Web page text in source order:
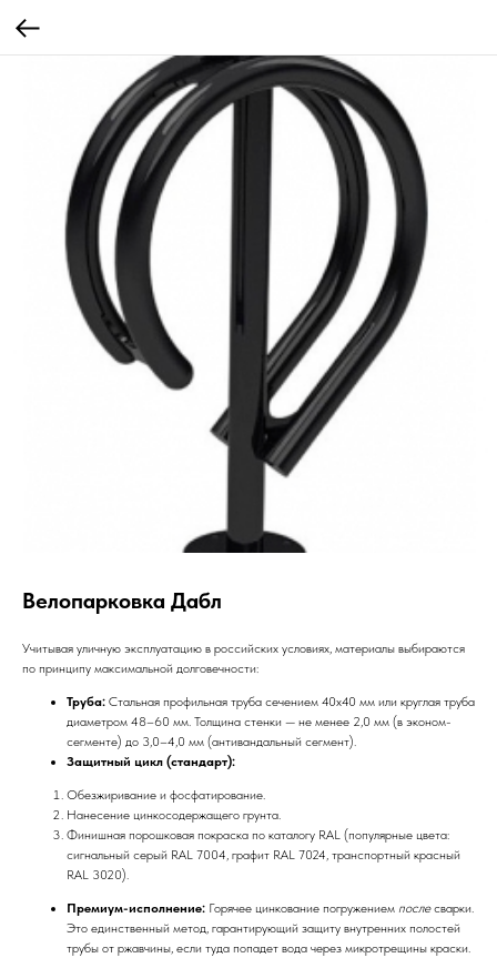
Велопарковка Дабл
Учитывая уличную эксплуатацию в российских условиях, материалы выбираются
по принципу максимальной долговечности:
Труба: Стальная профильная труба сечением 40х40 мм или круглая труба
диаметром 48–60 мм. Толщина стенки — не менее 2,0 мм (в эконом-
сегменте) до 3,0–4,0 мм (антивандальный сегмент).
Защитный цикл (стандарт):
Обезжиривание и фосфатирование.
Нанесение цинкосодержащего грунта.
Финишная порошковая покраска по каталогу RAL (популярные цвета:
сигнальный серый RAL 7004, графит RAL 7024, транспортный красный
RAL 3020).
Премиум-исполнение: Горячее цинкование погружением послесварки.
Это единственный метод, гарантирующий защиту внутренних полостей
трубы от ржавчины, если туда попадет вода через микротрещины краски.